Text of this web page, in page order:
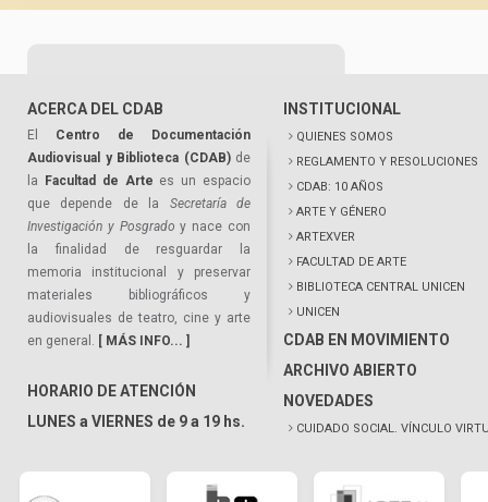
ACERCA DEL CDAB
El Centro de Documentación
Audiovisual y Biblioteca (CDAB)de
la
Facultad de Arte es un espacio
que depende de la Secretaría de
Investigación y Posgrado y nace con
la finalidad de resguardar la
memoria institucional y preservar
materiales bibliográficos y
audiovisuales de teatro, cine y arte
en general. [ MÁS INFO... ]
HORARIO DE ATENCIÓN
LUNES a VIERNES de 9 a 19 hs.
INSTITUCIONAL
QUIENES SOMOS
REGLAMENTO Y RESOLUCIONES
CDAB: 10 AÑOS
ARTE Y GÉNERO
ARTEXVER
FACULTAD DE ARTE
BIBLIOTECA CENTRAL UNICEN
UNICEN
CDAB EN MOVIMIENTO
ARCHIVO ABIERTO
NOVEDADES
CUIDADO SOCIAL. VÍNCULO